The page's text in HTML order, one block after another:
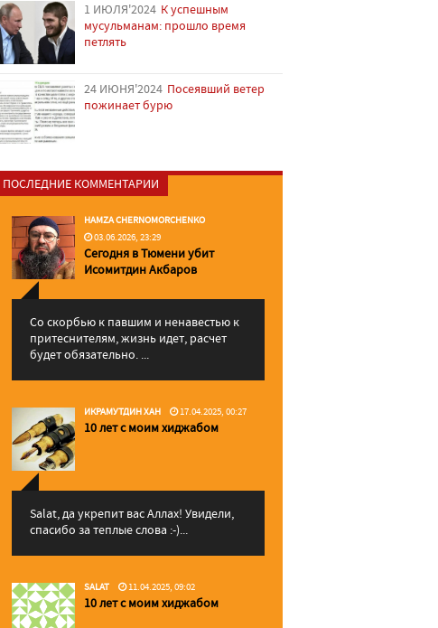
1 ИЮЛЯ'2024 К успешным
мусульманам: прошло время
петлять
24 ИЮНЯ'2024 Посеявший ветер
пожинает бурю
ПОСЛЕДНИЕ КОММЕНТАРИИ
HAMZA CHERNOMORCHENKO
03.06.2026, 23:29
Сегодня в Тюмени убит
Исомитдин Акбаров
Со скорбью к павшим и ненавестью к
притеснителям, жизнь идет, расчет
будет обязательно. ...
ИКРАМУТДИН ХАН 17.04.2025, 00:27
10 лет с моим хиджабом
Salat, да укрепит вас Аллаx! Увидели,
спасибо за теплые слова :-)...
SALAT 11.04.2025, 09:02
10 лет с моим хиджабом